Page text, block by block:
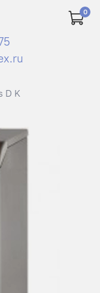
0
D K